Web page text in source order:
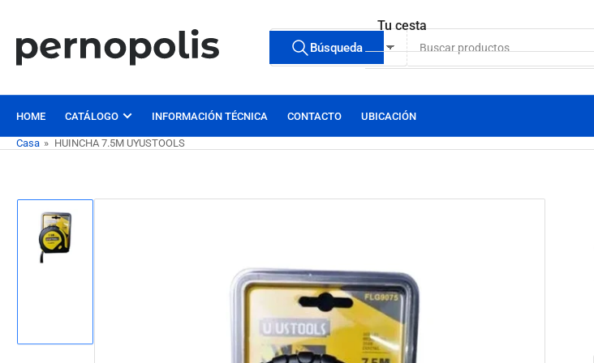
contenido
Todas las etiquetas
Buscar
productosBúsqueda
HOME CATÁLOGO INFORMACIÓN TÉCNICA CONTACTO UBICACIÓN
Casa » HUINCHA 7.5M UYUSTOOLS
información
Tu cesta